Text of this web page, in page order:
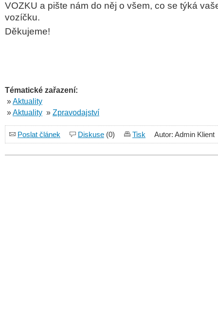
VOZKU a pište nám do něj o všem, co se týká
vozíčku.
Děkujeme!
Tématické zařazení:
»Aktuality
»Aktuality » Zpravodajství
Poslat článek Diskuse (0) Tisk Autor: Admin Klient